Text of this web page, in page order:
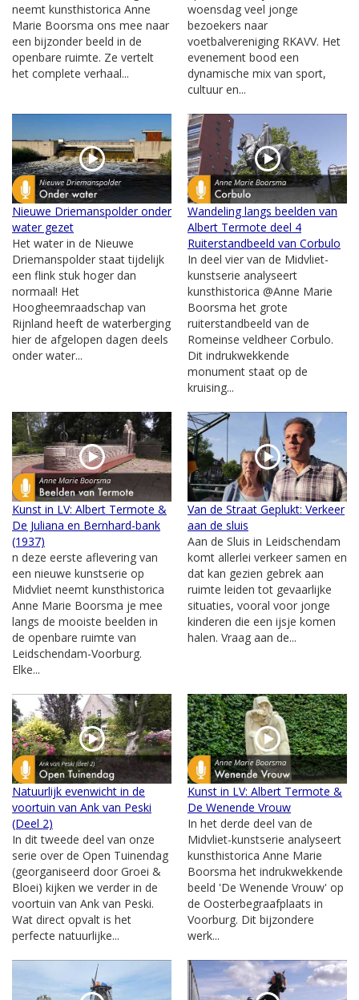
neemt kunsthistorica Anne
Marie Boorsma ons mee naar
een bijzonder beeld in de
openbare ruimte. Ze vertelt
het complete verhaal...
woensdag veel jonge
bezoekers naar
voetbalvereniging RKAVV. Het
evenement bood een
dynamische mix van sport,
cultuur en...
Nieuwe Driemanspolder onder
water gezet
Het water in de Nieuwe
Driemanspolder staat tijdelijk
een flink stuk hoger dan
normaal! Het
Hoogheemraadschap van
Rijnland heeft de waterberging
hier de afgelopen dagen deels
onder water...
Wandeling langs beelden van
Albert Termote deel 4
Ruiterstandbeeld van Corbulo
In deel vier van de Midvliet-
kunstserie analyseert
kunsthistorica @Anne Marie
Boorsma het grote
ruiterstandbeeld van de
Romeinse veldheer Corbulo.
Dit indrukwekkende
monument staat op de
kruising...
Kunst in LV: Albert Termote &
De Juliana en Bernhard-bank
(1937)
n deze eerste aflevering van
een nieuwe kunstserie op
Midvliet neemt kunsthistorica
Anne Marie Boorsma je mee
langs de mooiste beelden in
de openbare ruimte van
Leidschendam-Voorburg.
Elke...
Van de Straat Geplukt: Verkeer
aan de sluis
Aan de Sluis in Leidschendam
komt allerlei verkeer samen en
dat kan gezien gebrek aan
ruimte leiden tot gevaarlijke
situaties, vooral voor jonge
kinderen die een ijsje komen
halen. Vraag aan de...
Natuurlijk evenwicht in de
voortuin van Ank van Peski
(Deel 2)
In dit tweede deel van onze
serie over de Open Tuinendag
(georganiseerd door Groei &
Bloei) kijken we verder in de
voortuin van Ank van Peski.
Wat direct opvalt is het
perfecte natuurlijke...
Kunst in LV: Albert Termote &
De Wenende Vrouw
In het derde deel van de
Midvliet-kunstserie analyseert
kunsthistorica Anne Marie
Boorsma het indrukwekkende
beeld 'De Wenende Vrouw' op
de Oosterbegraafplaats in
Voorburg. Dit bijzondere
werk...